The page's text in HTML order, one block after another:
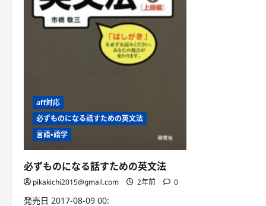
aff対応
必ずものになる話すための英文法
言語・語学
必ずものになる話すための英文法
pikakichi2015@gmail.com 2年前 0
発売日 2017-08-09 00: